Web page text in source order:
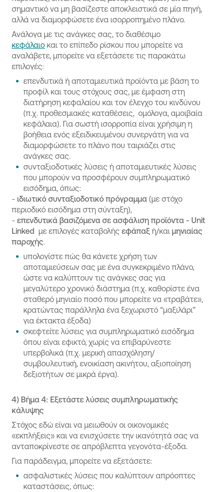
σημαντικό να μη βασίζεστε αποκλειστικά σε μία πηγή,
αλλά να διαμορφώσετε ένα ισορροπημένο πλάνο.
Ανάλογα με τις ανάγκες σας, το διαθέσιμο
κεφάλαιο και το επίπεδο ρίσκου που μπορείτε να
αναλάβετε, μπορείτε να εξετάσετε τις παρακάτω
επιλογές:
επενδυτικά ή αποταμιευτικά προϊόντα με βάση το
προφίλ και τους στόχους σας, με έμφαση στη
διατήρηση κεφαλαίου και τον έλεγχο του κινδύνου
(π.χ. προθεσμιακές καταθέσεις, ομόλογα, αμοιβαία
κεφάλαια). Για σωστή ισορροπία είναι χρήσιμη η
βοήθεια ενός εξειδικευμένου συνεργάτη για να
διαμορφώσετε το πλάνο που ταιριάζει στις
ανάγκες σας.
συνταξιοδοτικές λύσεις ή αποταμιευτικές λύσεις
που μπορούν να προσφέρουν συμπληρωματικό
εισόδημα, όπως:
- ιδιωτικό συνταξιοδοτικό πρόγραμμα (με στόχο
περιοδικό εισόδημα στη σύνταξη),
- επενδυτικά βασιζόμενα σε ασφάλιση προϊόντα - Unit
Linked με επιλογές καταβολής εφάπαξ ή/και μηνιαίας
παροχής.
υπολογίστε πώς θα κάνετε χρήση των
αποταμιεύσεων σας με ένα συγκεκριμένο πλάνο,
ώστε να καλύπτουν τις ανάγκες σας για
μεγαλύτερο χρονικό διάστημα (π.χ. καθορίστε ένα
σταθερό μηνιαίο ποσό που μπορείτε να «τραβάτε»,
κρατώντας παράλληλα ένα ξεχωριστό “μαξιλάρι”
για έκτακτα έξοδα)
σκεφτείτε λύσεις για συμπληρωματικό εισόδημα
όπου είναι εφικτό, χωρίς να επιβαρύνεστε
υπερβολικά (π.χ. μερική απασχόληση/
συμβουλευτική, ενοικίαση ακινήτου, αξιοποίηση
δεξιοτήτων σε μικρά έργα).
4) Βήμα 4: Εξετάστε λύσεις συμπληρωματικής
κάλυψης
Στόχος εδώ είναι να μειωθούν οι οικονομικές
«εκπλήξεις» και να ενισχύσετε την ικανότητά σας να
ανταποκρίνεστε σε απρόβλεπτα γεγονότα-έξοδα.
Για παράδειγμα, μπορείτε να εξετάσετε:
ασφαλιστικές λύσεις που καλύπτουν απρόοπτες
καταστάσεις, όπως: